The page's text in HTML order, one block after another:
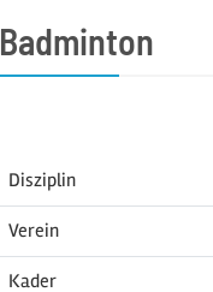
Badminton
Disziplin
Verein
Kader